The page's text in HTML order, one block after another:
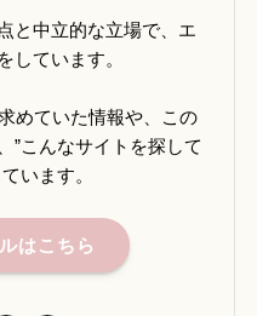
と中立的な立場で、エ
しています。
めていた情報や、この
”こんなサイトを探して
います。
はこちら